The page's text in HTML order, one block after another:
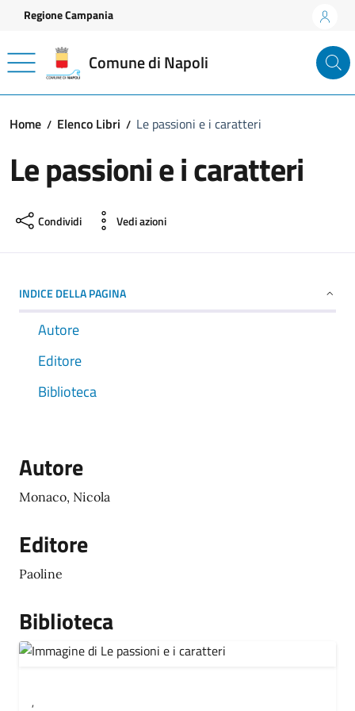
Vai ai contenuti
Vai al footer
Regione Campania
Comune di Napoli
Home Elenco Libri Le passioni e i caratteri
Le passioni e i caratteri
Condividi Vedi azioni
INDICE DELLA PAGINA
Autore
Editore
Biblioteca
Autore
Monaco, Nicola
Editore
Paoline
Biblioteca
,